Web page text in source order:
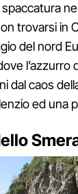
trovarsi in
del nord
l’azzurro
dal caos
ed una